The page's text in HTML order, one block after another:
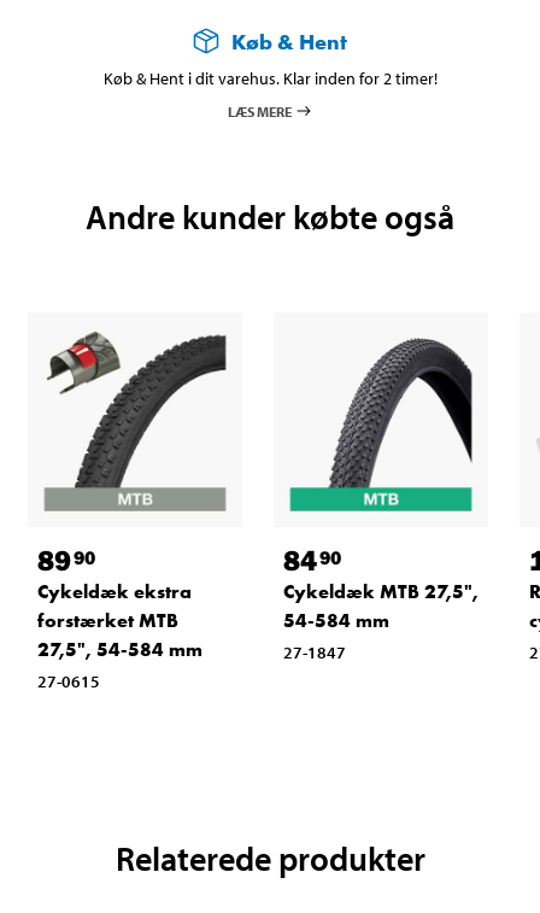
Køb & Hent
Køb & Hent i dit varehus. Klar inden for 2 timer!
LÆS MERE
Andre kunder købte også
8990
Cykeldæk ekstra
forstærket MTB
27,5", 54-584 mm
27-0615
8490
Cykeldæk MTB 27,5",
54-584 mm
27-1847
Relaterede produkter